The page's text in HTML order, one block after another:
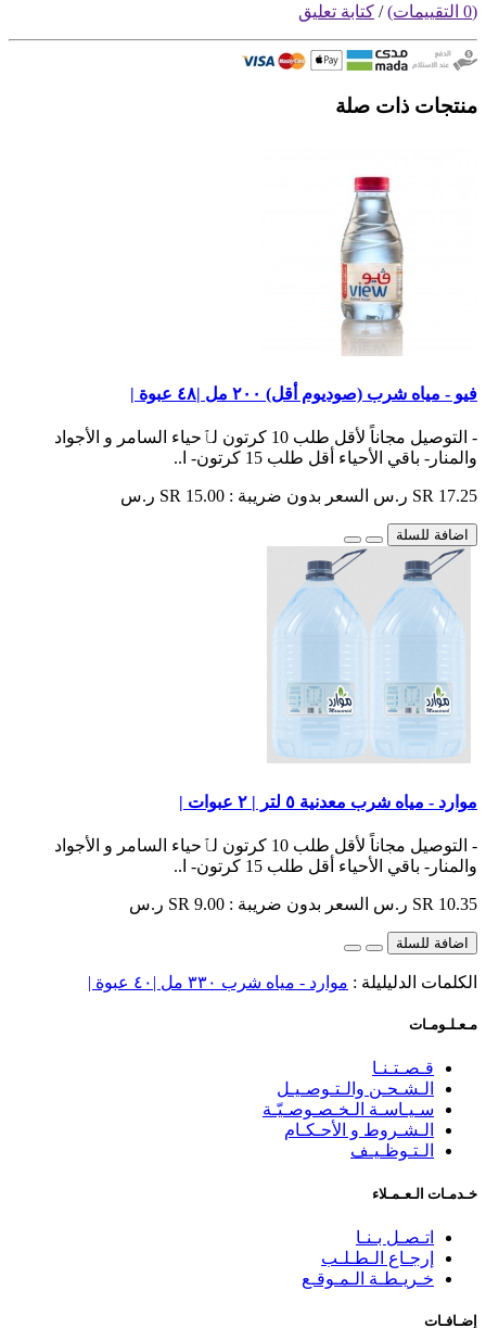
(0 التقييمات) / كتابة تعليق
منتجات ذات صلة
فيو - مياه شرب (صوديوم أقل) ٢٠٠ مل |٤٨ عبوة |
- التوصيل مجاناً لأقل طلب 10 كرتون لٱحياء السامر و الأجواد
والمنار- باقي الأحياء أقل طلب 15 كرتون- ا..
SR 17.25 ر.س السعر بدون ضريبة : SR 15.00 ر.س
اضافة للسلة
موارد - مياه شرب معدنية ٥ لتر | ٢ عبوات |
- التوصيل مجاناً لأقل طلب 10 كرتون لٱحياء السامر و الأجواد
والمنار- باقي الأحياء أقل طلب 15 كرتون- ا..
SR 10.35 ر.س السعر بدون ضريبة : SR 9.00 ر.س
اضافة للسلة
الكلمات الدليليلة : موارد - مياه شرب ٣٣٠ مل |٤٠ عبوة |
مـعـلـومـات
قـصـتـنـا
الـشـحـن والـتـوصـيـل
سـيـاسـة الـخـصـوصـيّـة
الـشـروط و الأحـكـام
الـتـوظـيـف
خـدمـات الـعـمـلاء
اتـصـل بـنـا
إرجـاع الـطـلـب
خـريـطـة الـمـوقـع
إضـافـات